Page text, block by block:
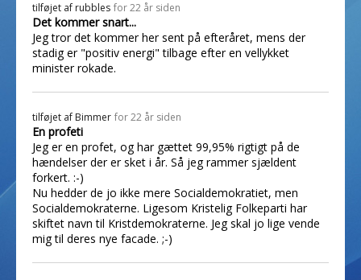
tilføjet af rubbles for 22 år siden
Det kommer snart...
Jeg tror det kommer her sent på efteråret, mens der
stadig er "positiv energi" tilbage efter en vellykket
minister rokade.
tilføjet af Bimmer for 22 år siden
En profeti
Jeg er en profet, og har gættet 99,95% rigtigt på de
hændelser der er sket i år. Så jeg rammer sjældent
forkert. :-)
Nu hedder de jo ikke mere Socialdemokratiet, men
Socialdemokraterne. Ligesom Kristelig Folkeparti har
skiftet navn til Kristdemokraterne. Jeg skal jo lige vende
mig til deres nye facade. ;-)